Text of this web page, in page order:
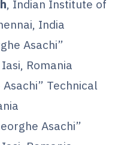
, Indian Institute of
India
Asachi”
Romania
Asachi” Technical
Asachi”